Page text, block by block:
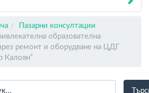
Пазарни консултации
образователна
ремонт и оборудване на ЦДГ
Калоян“